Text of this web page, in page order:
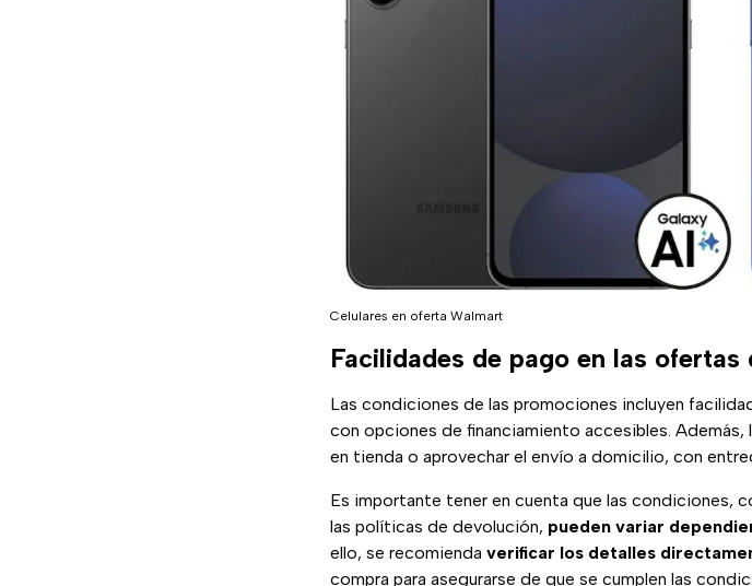
Celulares en oferta Walmart
Facilidades de pago en las
Las condiciones de las promociones incluyen
con opciones de financiamiento accesibles.
en tienda o aprovechar el envío a domicilio, con
Es importante tener en cuenta que las condiciones,
las políticas de devolución, pueden variar
ello, se recomienda verificar los detalles
compra para asegurarse de que se cumplen las